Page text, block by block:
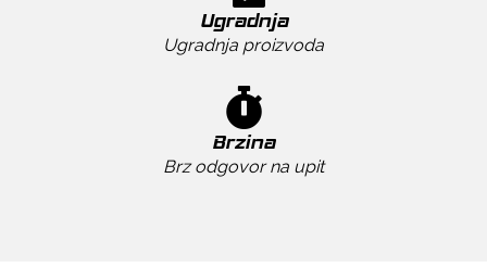
Ugradnja
Ugradnja proizvoda
Brzina
Brz odgovor na upit